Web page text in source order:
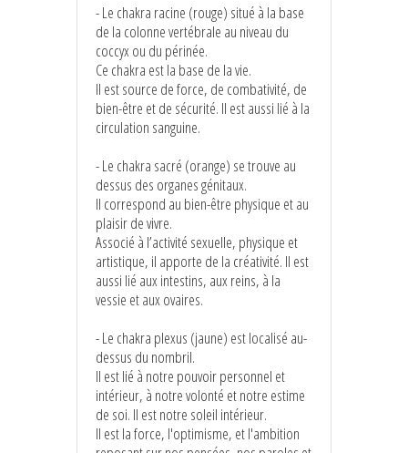
- Le chakra racine (rouge) situé à la base
de la colonne vertébrale au niveau du
coccyx ou du périnée.
Ce chakra est la base de la vie.
Il est source de force, de combativité, de
bien-être et de sécurité. Il est aussi lié à la
circulation sanguine.
- Le chakra sacré (orange) se trouve au
dessus des organes génitaux.
Il correspond au bien-être physique et au
plaisir de vivre.
Associé à l’activité sexuelle, physique et
artistique, il apporte de la créativité. Il est
aussi lié aux intestins, aux reins, à la
vessie et aux ovaires.
- Le chakra plexus (jaune) est localisé au-
dessus du nombril.
II est lié à notre pouvoir personnel et
intérieur, à notre volonté et notre estime
de soi. Il est notre soleil intérieur.
Il est la force, l'optimisme, et l'ambition